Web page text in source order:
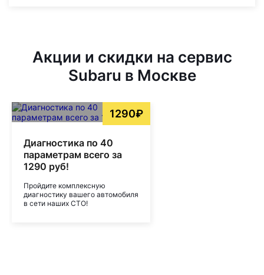
Акции и скидки на сервис
Subaru в Москве
1290₽
Диагностика по 40
параметрам всего за
1290 руб!
Пройдите комплексную
диагностику вашего автомобиля
в сети наших СТО!